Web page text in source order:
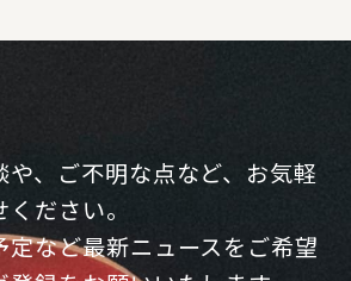
や、ご不明な点など、お気軽
ださい。
定など最新ニュースをご希望